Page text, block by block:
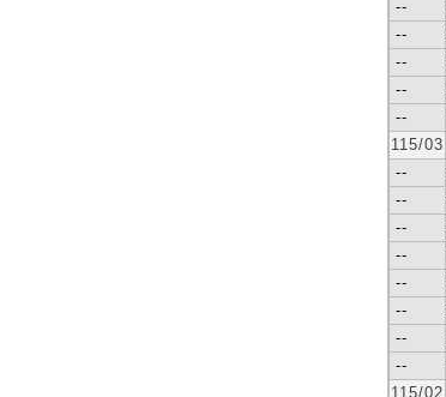
--
--
--
--
--
115/03
--
--
--
--
--
--
--
--
115/02